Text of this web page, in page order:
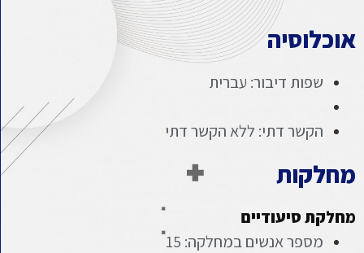
אוכלוסיה
שפות דיבור: עברית
הקשר דתי: ללא הקשר דתי
מחלקות
מחלקת סיעודיים
מספר אנשים במחלקה: 15